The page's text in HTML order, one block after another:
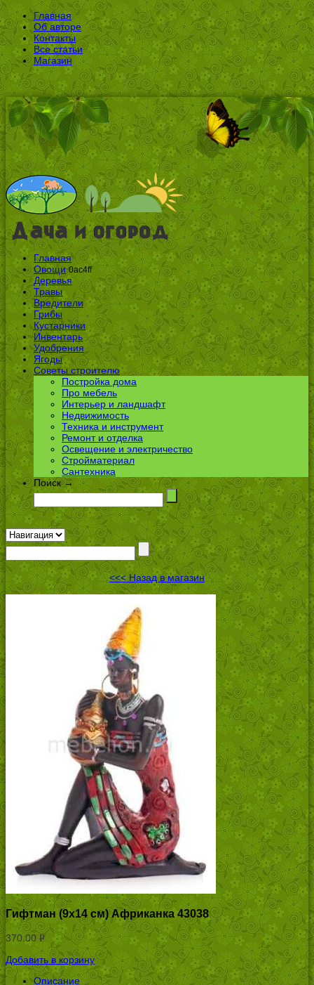
Главная
Об авторе
Контакты
Все статьи
Магазин
Главная
Овощи 0ac4ff
Деревья
Травы
Вредители
Грибы
Кустарники
Инвентарь
Удобрения
Ягоды
Советы строителю
Постройка дома
Про мебель
Интерьер и ландшафт
Недвижимость
Техника и инструмент
Ремонт и отделка
Освещение и электричество
Стройматериал
Сантехника
Поиск →
<<< Назад в магазин
Гифтман (9х14 см) Африканка 43038
370.00 Р
УБ.
Добавить в корзину
Описание